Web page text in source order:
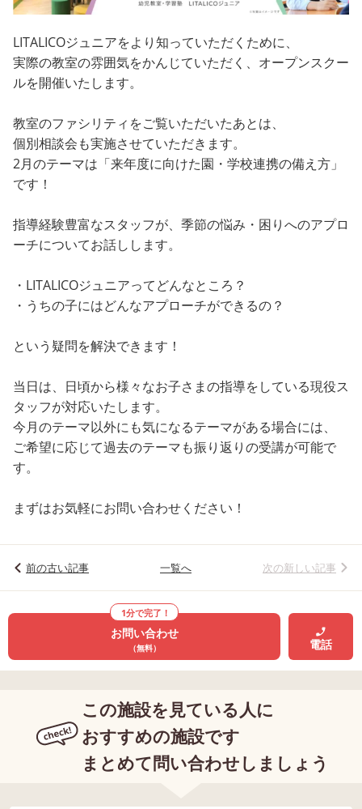
LITALICOジュニアをより知っていただくために、
実際の教室の雰囲気をかんじていただく、オープンスクー
ルを開催いたします。
教室のファシリティをご覧いただいたあとは、
個別相談会も実施させていただきます。
2月のテーマは「来年度に向けた園・学校連携の備え方」
です！
指導経験豊富なスタッフが、季節の悩み・困りへのアプロ
ーチについてお話しします。
・LITALICOジュニアってどんなところ？
・うちの子にはどんなアプローチができるの？
という疑問を解決できます！
当日は、日頃から様々なお子さまの指導をしている現役ス
タッフが対応いたします。
今月のテーマ以外にも気になるテーマがある場合には、
ご希望に応じて過去のテーマも振り返りの受講が可能で
す。
まずはお気軽にお問い合わせください！
前の古い記事 一覧へ 次の新しい記事
1分で完了！
お問い合わせ
（無料） 電話
この施設を見ている人に
おすすめの施設です
まとめて問い合わせしましょう